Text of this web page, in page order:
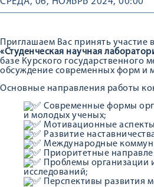
Приглашаем Вас принять участие
«Студенческая научная
базе Курского государственного
обсуждение современных форм и
Основные направления работы
Современные формы
и молодых ученых;
Мотивационные
Развитие
Международные
Приоритетные
Проблемы организации
исследований;
Перспективы развития